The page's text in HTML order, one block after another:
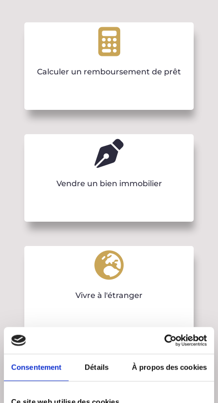
Consentement Détails À propos des cookies
Calculer un remboursement de prêt
Vendre un bien immobilier
Vivre à l'étranger